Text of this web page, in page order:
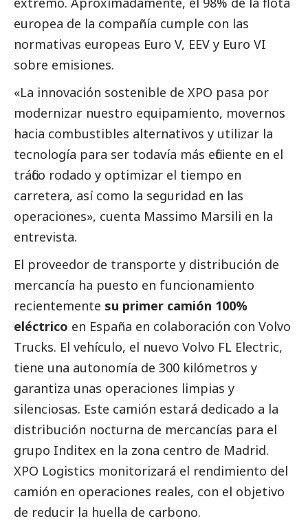
europea de la compañía cumple con las
normativas europeas Euro V, EEV y Euro VI
sobre emisiones.
«La innovación sostenible de XPO pasa por
modernizar nuestro equipamiento, movernos
hacia combustibles alternativos y utilizar la
tecnología para ser todavía más eficiente en el
tráfico rodado y optimizar el tiempo en
carretera, así como la seguridad en las
operaciones», cuenta Massimo Marsili en la
entrevista.
El proveedor de transporte y distribución de
mercancía ha puesto en funcionamiento
recientemente su primer camión 100%
eléctrico en España en colaboración con Volvo
Trucks. El vehículo, el nuevo Volvo FL Electric,
tiene una autonomía de 300 kilómetros y
garantiza unas operaciones limpias y
silenciosas. Este camión estará dedicado a la
distribución nocturna de mercancías para el
grupo Inditex en la zona centro de Madrid.
XPO Logistics monitorizará el rendimiento del
camión en operaciones reales, con el objetivo
de reducir la huella de carbono.